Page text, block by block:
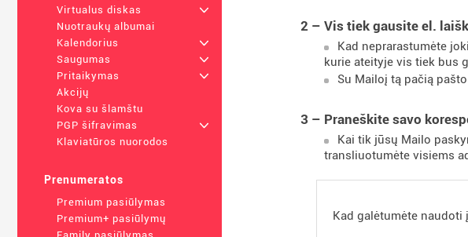
Virtualus diskas
+
Nuotraukų albumai
Kalendorius
+
Saugumas
+
Pritaikymas
+
Akcijų
Kova su šlamštu
PGP šifravimas
+
Klaviatūros nuorodos
Prenumeratos
Premium pasiūlymas
Premium+ pasiūlymų
2 – Vis tiek gausite el.
Kad neprarastumėte
kurie ateityje vis tiek bus
Su Mailoį tą pačią
3 – Praneškite savo
Kai tik jūsų Mailo
transliuotumėte visiems
Kad galėtumėte